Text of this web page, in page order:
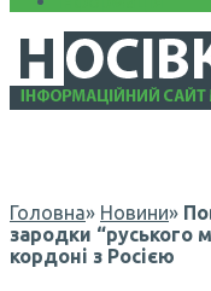
Головна» Новини»
зародки “руського
кордоні з Росією